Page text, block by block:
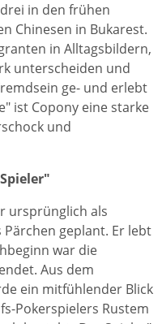
in den frühen
Chinesen in Bukarest.
in Alltagsbildern,
unterscheiden und
ge- und erlebt
ist Copony eine starke
und
ursprünglich als
geplant. Er lebt
war die
Aus dem
ein mitfühlender Blick
Pokerspielers Rustem